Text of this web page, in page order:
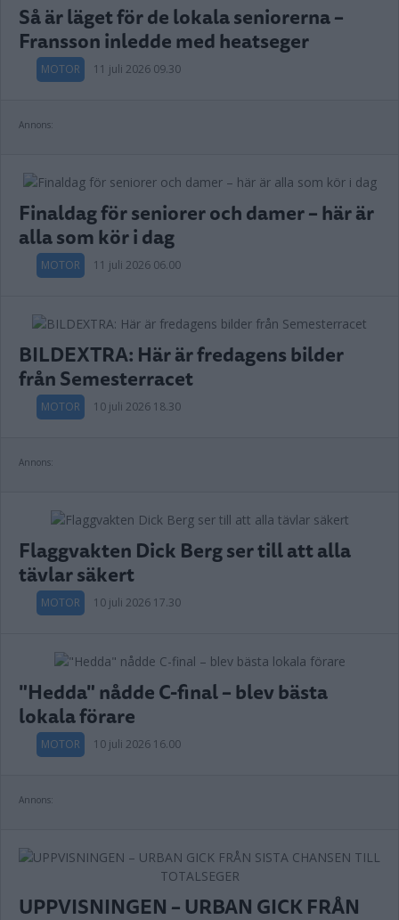
Så är läget för de lokala seniorerna –
Fransson inledde med heatseger
MOTOR 11 juli 2026 09.30
Annons:
Finaldag för seniorer och damer – här är
alla som kör i dag
MOTOR 11 juli 2026 06.00
BILDEXTRA: Här är fredagens bilder
från Semesterracet
MOTOR 10 juli 2026 18.30
Annons:
Flaggvakten Dick Berg ser till att alla
tävlar säkert
MOTOR 10 juli 2026 17.30
"Hedda" nådde C-final – blev bästa
lokala förare
MOTOR 10 juli 2026 16.00
Annons:
UPPVISNINGEN – URBAN GICK FRÅN